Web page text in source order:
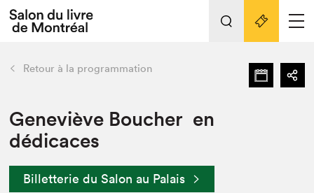
Tout sur l'édition 2022
Actualités
Vidéos et Balados
retour Nos activités
Édition 2022
Planifier sa visite
Liens pratiques
Retour à la programmation
Geneviève Boucher en
dédicaces
Billetterie du Salon au Palais